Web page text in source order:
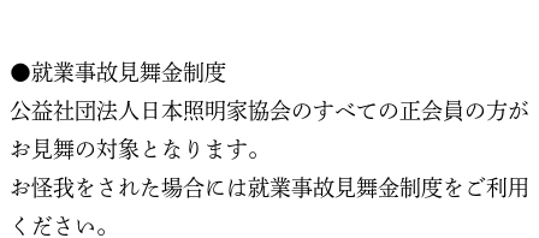
●就業事故見舞金制度
公益社団法人日本照明家協会のすべての正会員の方が
お見舞の対象となります。
お怪我をされた場合には就業事故見舞金制度をご利用
ください。